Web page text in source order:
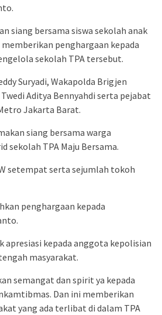
siang bersama siswa sekolah anak
penghargaan kepada
sekolah TPA tersebut.
Suryadi, Wakapolda Brigjen
Aditya Bennyahdi serta pejabat
Jakarta Barat.
siang bersama warga
sekolah TPA Maju Bersama.
setempat serta sejumlah tokoh
penghargaan kepada
apresiasi kepada anggota kepolisian
masyarakat.
semangat dan spirit ya kepada
Dan ini memberikan
yang ada terlibat di dalam TPA